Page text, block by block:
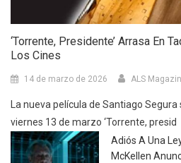
‘Torrente, Presidente’ Arrasa En
Los Cines
14 de marzo de 2026 ALS
La nueva película de Santiago
viernes 13 de marzo ‘Torrente, presid
Adiós A Una
McKellen